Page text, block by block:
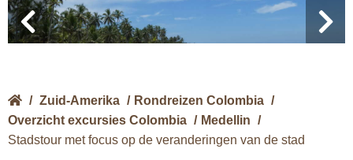
/ Zuid-Amerika / Rondreizen Colombia /
Overzicht excursies Colombia / Medellin /
Stadstour met focus op de veranderingen van de stad